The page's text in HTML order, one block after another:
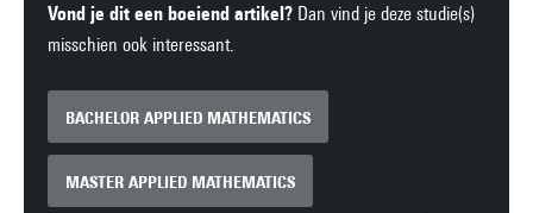
Vond je dit een boeiend artikel? Dan vind je deze studie(s)
misschien ook interessant.
BACHELOR APPLIED MATHEMATICS
MASTER APPLIED MATHEMATICS